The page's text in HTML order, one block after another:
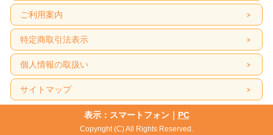
ご利用案内
特定商取引法表示
個人情報の取扱い
サイトマップ
表示：スマートフォン｜ PC
Copyright (C) All Rights Reserved.